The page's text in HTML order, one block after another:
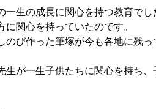
生の成長に関心を持つ教育でし
関心を持っていたのです。
び作った筆塚が今も各地に残っ
が一生子供たちに関心を持ち